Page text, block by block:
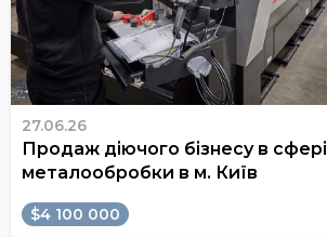
27.06.26
Продаж діючого бізнесу в сфері
металообробки в м. Київ
$4 100 000